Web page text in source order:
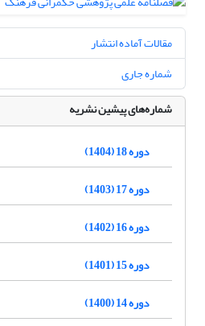
مقالات آماده انتشار
شماره جاری
شماره‌های پیشین نشریه
دوره 18 (1404)
دوره 17 (1403)
دوره 16 (1402)
دوره 15 (1401)
دوره 14 (1400)